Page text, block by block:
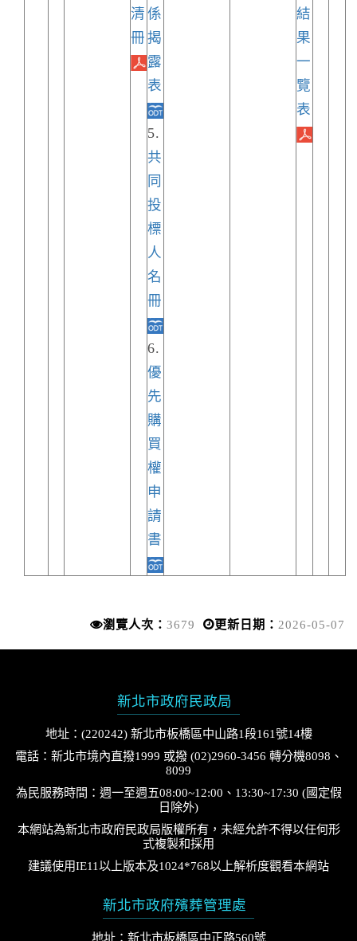
清
冊
係
揭
露
表
5.
共
同
投
標
人
名
冊
6.
優
先
購
買
權
申
請
書
結
果
一
覽
表
瀏覽人次： 3679 更新日期： 2026-05-07
新北市政府民政局
地址：(220242) 新北市板橋區中山路1段161號14樓
電話：新北市境內直撥1999 或撥 (02)2960-3456 轉分機8098、
8099
為民服務時間：週一至週五08:00~12:00、13:30~17:30 (國定假
日除外)
本網站為新北市政府民政局版權所有，未經允許不得以任何形
式複製和採用
建議使用IE11以上版本及1024*768以上解析度觀看本網站
新北市政府殯葬管理處
地址：新北市板橋區中正路560號